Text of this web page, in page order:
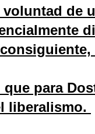
de
que para
liberalismo.